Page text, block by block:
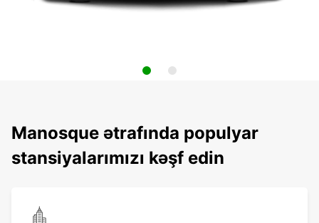
Manosque ətrafında populyar
stansiyalarımızı kəşf edin